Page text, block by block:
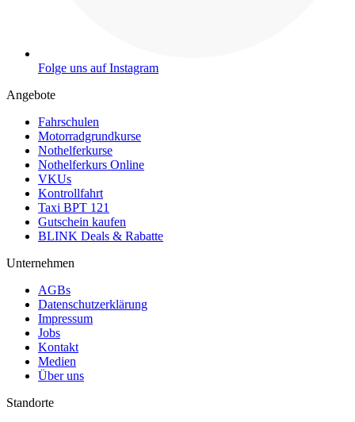
Folge uns auf Instagram
Angebote
Fahrschulen
Motorradgrundkurse
Nothelferkurse
Nothelferkurs Online
VKUs
Kontrollfahrt
Taxi BPT 121
Gutschein kaufen
BLINK Deals & Rabatte
Unternehmen
AGBs
Datenschutzerklärung
Impressum
Jobs
Kontakt
Medien
Über uns
Standorte